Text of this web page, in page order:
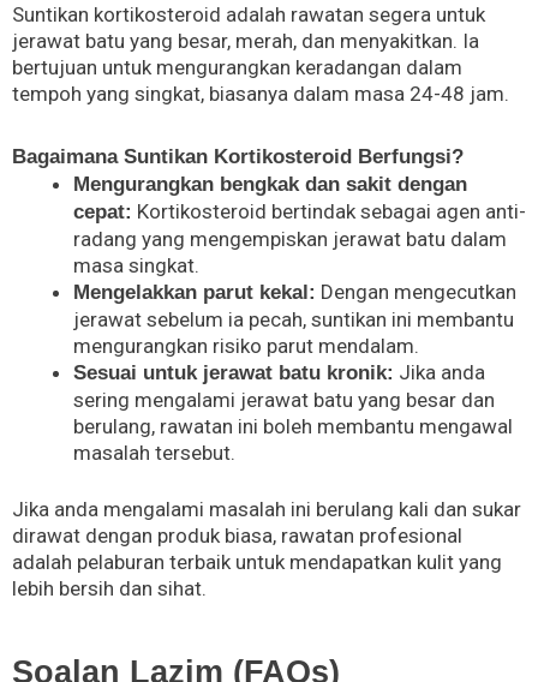
Suntikan kortikosteroid adalah rawatan segera untuk
jerawat batu yang besar, merah, dan menyakitkan. Ia
bertujuan untuk mengurangkan keradangan dalam
tempoh yang singkat, biasanya dalam masa 24-48 jam.
Bagaimana Suntikan Kortikosteroid Berfungsi?
Mengurangkan bengkak dan sakit dengan
cepat: Kortikosteroid bertindak sebagai agen anti-
radang yang mengempiskan jerawat batu dalam
masa singkat.
Mengelakkan parut kekal: Dengan mengecutkan
jerawat sebelum ia pecah, suntikan ini membantu
mengurangkan risiko parut mendalam.
Sesuai untuk jerawat batu kronik: Jika anda
sering mengalami jerawat batu yang besar dan
berulang, rawatan ini boleh membantu mengawal
masalah tersebut.
Jika anda mengalami masalah ini berulang kali dan sukar
dirawat dengan produk biasa, rawatan profesional
adalah pelaburan terbaik untuk mendapatkan kulit yang
lebih bersih dan sihat.
Soalan Lazim (FAQs)